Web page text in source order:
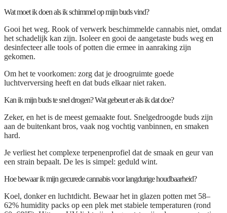
Wat moet ik doen als ik schimmel op mijn buds vind?
Gooi het weg. Rook of verwerk beschimmelde cannabis niet, omdat
het schadelijk kan zijn. Isoleer en gooi de aangetaste buds weg en
desinfecteer alle tools of potten die ermee in aanraking zijn
gekomen.
Om het te voorkomen: zorg dat je droogruimte goede
luchtverversing heeft en dat buds elkaar niet raken.
Kan ik mijn buds te snel drogen? Wat gebeurt er als ik dat doe?
Zeker, en het is de meest gemaakte fout. Snelgedroogde buds zijn
aan de buitenkant bros, vaak nog vochtig vanbinnen, en smaken
hard.
Je verliest het complexe terpenenprofiel dat de smaak en geur van
een strain bepaalt. De les is simpel: geduld wint.
Hoe bewaar ik mijn gecurede cannabis voor langdurige houdbaarheid?
Koel, donker en luchtdicht. Bewaar het in glazen potten met 58–
62% humidity packs op een plek met stabiele temperaturen (rond